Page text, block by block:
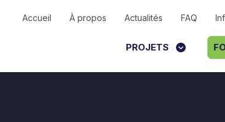
Accueil À propos Actualités FAQ
PROJETS